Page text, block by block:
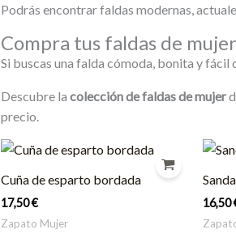
Podrás encontrar faldas modernas,
Compra tus faldas de
Si buscas una falda cómoda, bonita y
Descubre la colección de faldas de mujer
precio.
Cuña de esparto bordada
17,50€
Zapato Mujer
16,50